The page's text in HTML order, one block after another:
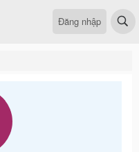
Đăng nhập